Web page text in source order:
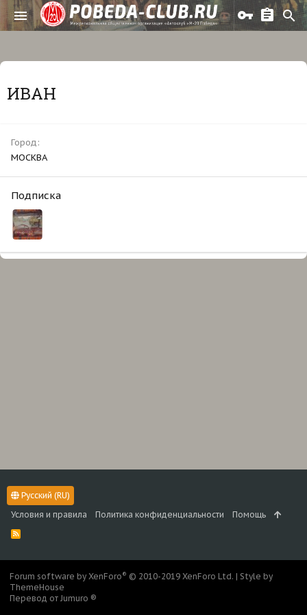
ИВАН
Город
МОСКВА
Подписка
Русский (RU)
Условия и правила
Политика конфиденциальности Помощь
R
S
Forum software by XenForo® © 2010-2019 XenForo Ltd. | Style by
ThemeHouse
Перевод от Jumuro ®